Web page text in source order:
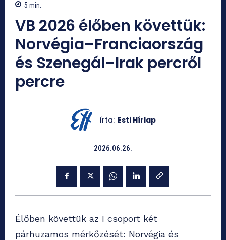
5 min.
VB 2026 élőben követtük:
Norvégia–Franciaország
és Szenegál–Irak percről
percre
írta: Esti Hírlap
2026.06.26.
Élőben követtük az I csoport két
párhuzamos mérkőzését: Norvégia és